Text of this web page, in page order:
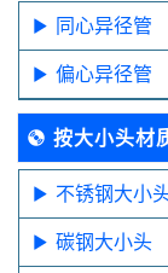
同心异径管
偏心异径管
按大小头材
不锈钢大小
碳钢大小头